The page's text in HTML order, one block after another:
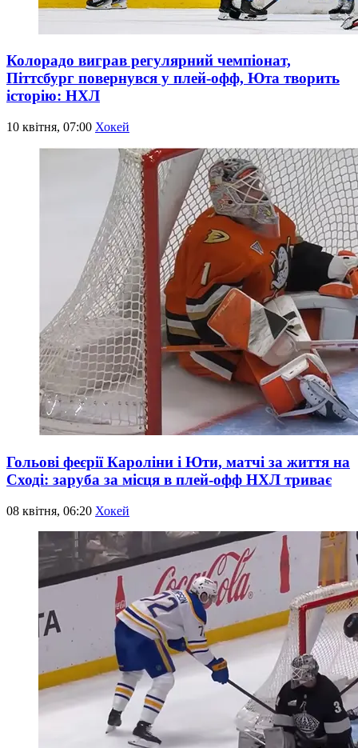
Колорадо виграв регулярний чемпіонат,
Піттсбург повернувся у плей-офф, Юта творить
історію: НХЛ
10 квітня, 07:00 Хокей
Гольові феєрії Кароліни і Юти, матчі за життя на
Сході: заруба за місця в плей-офф НХЛ триває
08 квітня, 06:20 Хокей